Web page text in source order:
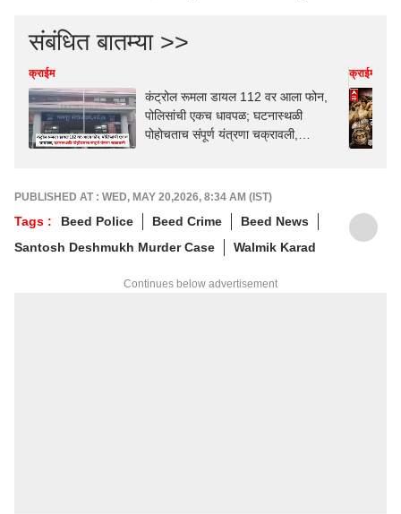
संबंधित बातम्या >>
क्राईम
कंट्रोल रूमला डायल 112 वर आला फोन,
पोलिसांची एकच धावपळ; घटनास्थळी
पोहोचताच संपूर्ण यंत्रणा चक्रावली,
क्राईम
PUBLISHED AT : WED, MAY 20,2026, 8:34 AM (IST)
Tags : Beed Police Beed Crime
Beed News
Santosh Deshmukh Murder Case
Walmik Karad
Continues below advertisement